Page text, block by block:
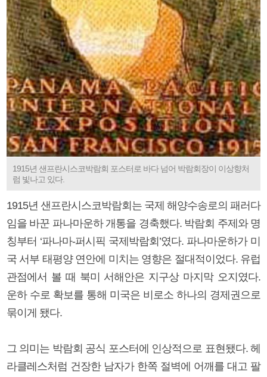
1915년 샌프란시스코박람회 포스터로 바다 넘어 박람회장이 이상향처
럼 빛나고 있다.
1915년 샌프란시스코박람회는 국제 해양수송로의 패러다
임을 바꾼 파나마운하 개통을 경축했다. 박람회 주제와 명
칭부터 ‘파나마-퍼시픽 국제박람회’였다. 파나마운하가 미
국 서부 태평양 연안에 미치는 영향은 절대적이었다. 유럽
관점에서 볼 때 북미 서해안은 지구상 마지막 오지였다.
운하 수로 확보를 통해 미국은 비로소 하나의 경제권으로
묶이게 됐다.
그 의미는 박람회 공식 포스터에 인상적으로 표현됐다. 헤
라클레스처럼 건장한 남자가 한쪽 절벽에 어깨를 대고 팔